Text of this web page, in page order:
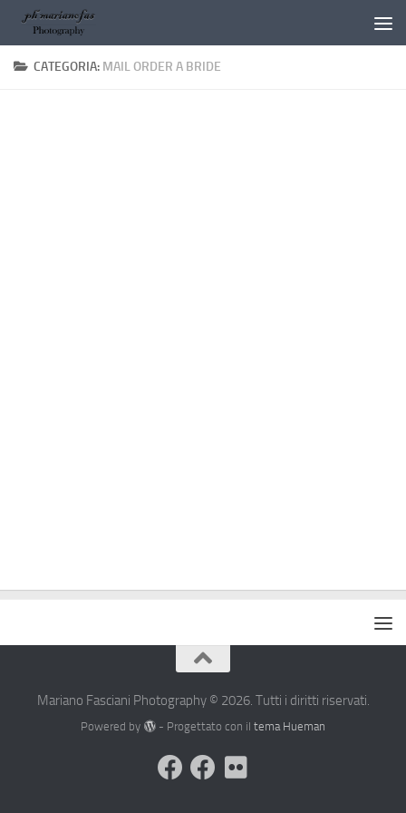
Salta al contenuto
CATEGORIA: MAIL ORDER A BRIDE
Mariano Fasciani Photography © 2026. Tutti i diritti riservati.
Powered by - Progettato con il tema Hueman